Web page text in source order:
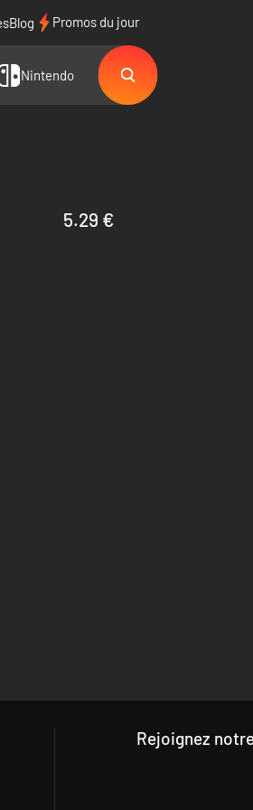
Blog Promos du jour
Nintendo
5.29 €
Rejoignez